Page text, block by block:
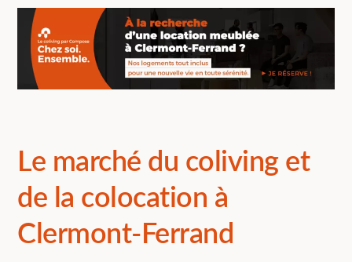
Le marché du coliving et
de la colocation à
Clermont-Ferrand